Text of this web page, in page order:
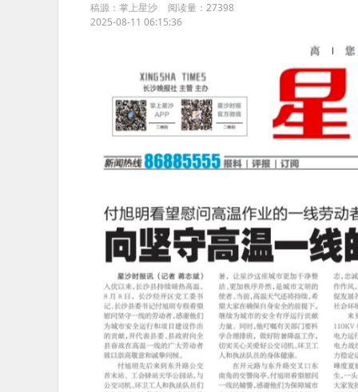
稿源：掌上星沙 阅读量： 27398
2025-08-11 06:15:36